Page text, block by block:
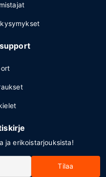
ja erikoistarjouksista!
Tilaa